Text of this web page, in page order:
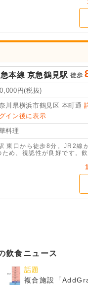
本線 京急鶴見駅 徒歩
円(税抜)
川県横浜市鶴見区 本町通
イン後に表示
料理
東口から徒歩8分。JR2線
ため、視認性が良好です。
飲食ニュース
話題
複合施設「